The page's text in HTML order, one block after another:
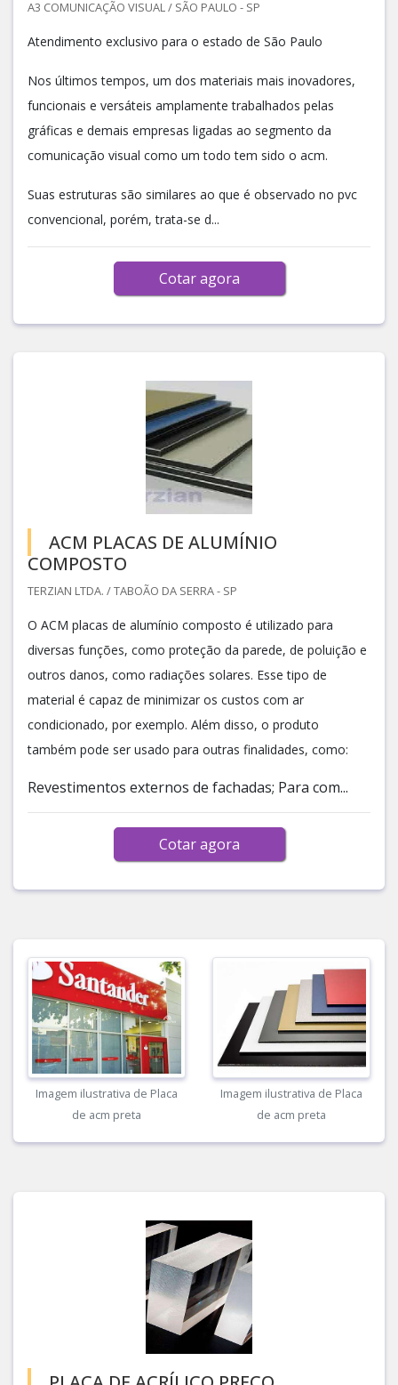
A3 COMUNICAÇÃO VISUAL / SÃO PAULO - SP
Atendimento exclusivo para o estado de São Paulo
Nos últimos tempos, um dos materiais mais inovadores,
funcionais e versáteis amplamente trabalhados pelas
gráficas e demais empresas ligadas ao segmento da
comunicação visual como um todo tem sido o acm.
Suas estruturas são similares ao que é observado no pvc
convencional, porém, trata-se d...
Cotar agora
ACM PLACAS DE ALUMÍNIO
COMPOSTO
TERZIAN LTDA. / TABOÃO DA SERRA - SP
O ACM placas de alumínio composto é utilizado para
diversas funções, como proteção da parede, de poluição e
outros danos, como radiações solares. Esse tipo de
material é capaz de minimizar os custos com ar
condicionado, por exemplo. Além disso, o produto
também pode ser usado para outras finalidades, como:
Revestimentos externos de fachadas; Para com...
Cotar agora
Imagem ilustrativa de Placa
de acm preta
Imagem ilustrativa de Placa
de acm preta